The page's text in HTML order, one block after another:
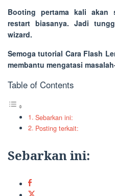
Booting pertama kali akan
restart biasanya. Jadi
wizard.
Semoga tutorial Cara Flash
membantu mengatasi
Table of Contents
Sebarkan ini:
Posting terkait:
Sebarkan ini: